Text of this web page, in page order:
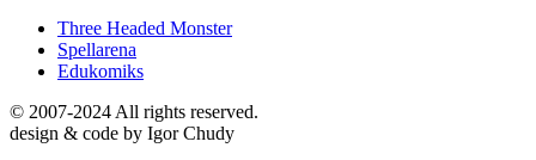
Three Headed Monster
Spellarena
Edukomiks
© 2007-2024 All rights reserved.
design & code by Igor Chudy